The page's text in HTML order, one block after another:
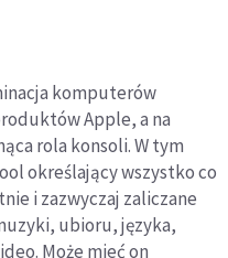
komputerów
Apple, a na
rola konsoli. W tym
określający wszystko co
i zazwyczaj zaliczane
ubioru, języka,
Może mieć on